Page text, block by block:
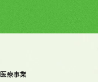
医療事業